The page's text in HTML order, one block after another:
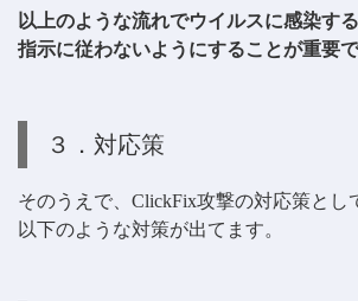
以上のような流れでウイルスに感染す
指示に従わないようにすることが重要
３．対応策
そのうえで、ClickFix攻撃の対応策とし
以下のような対策が出てます。